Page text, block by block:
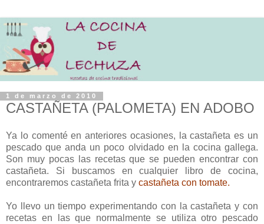
1 de marzo de 2010
CASTAÑETA (PALOMETA) EN ADOBO
Ya lo comenté en anteriores ocasiones, la castañeta es un
pescado que anda un poco olvidado en la cocina gallega.
Son muy pocas las recetas que se pueden encontrar con
castañeta. Si buscamos en cualquier libro de cocina,
encontraremos castañeta frita y castañeta con tomate.
Yo llevo un tiempo experimentando con la castañeta y con
recetas en las que normalmente se utiliza otro pescado